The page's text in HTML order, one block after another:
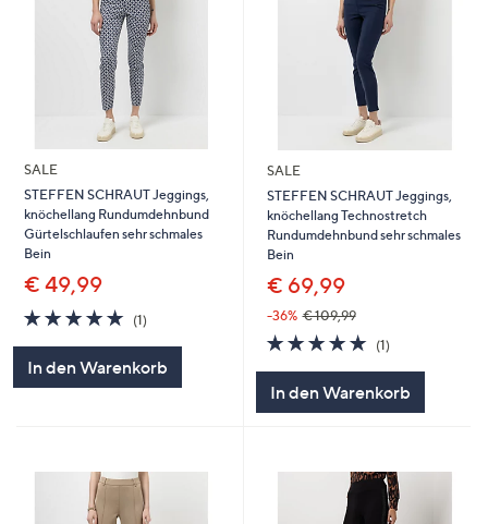
SALE
STEFFEN SCHRAUT Jeggings,
knöchellang Rundumdehnbund
Gürtelschlaufen sehr schmales
Bein
€ 49,99
5.0
von
(1)1
In den Warenkorb
SALE
STEFFEN SCHRAUT Jeggings,
knöchellang Technostretch
Rundumdehnbund sehr schmales
Bein
€ 69,99
-36% € 109,99
5.0
von
(1)1
In den Warenkorb